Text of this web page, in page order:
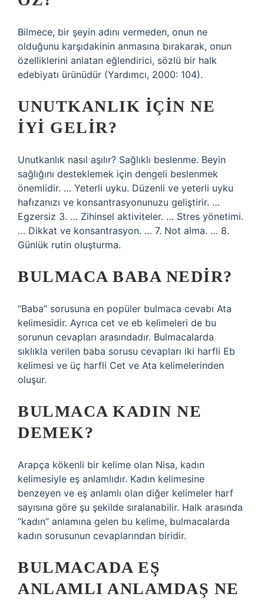
Bilmece, bir şeyin adını vermeden, onun ne
olduğunu karşıdakinin anmasına bırakarak, onun
özelliklerini anlatan eğlendirici, sözlü bir halk
edebiyatı ürünüdür (Yardımcı, 2000: 104).
UNUTKANLIK IÇIN NE
IYI GELIR?
Unutkanlık nasıl aşılır? Sağlıklı beslenme. Beyin
sağlığını desteklemek için dengeli beslenmek
önemlidir. … Yeterli uyku. Düzenli ve yeterli uyku
hafızanızı ve konsantrasyonunuzu geliştirir. …
Egzersiz 3. … Zihinsel aktiviteler. … Stres yönetimi.
… Dikkat ve konsantrasyon. … 7. Not alma. … 8.
Günlük rutin oluşturma.
BULMACA BABA NEDIR?
“Baba” sorusuna en popüler bulmaca cevabı Ata
kelimesidir. Ayrıca cet ve eb kelimeleri de bu
sorunun cevapları arasındadır. Bulmacalarda
sıklıkla verilen baba sorusu cevapları iki harfli Eb
kelimesi ve üç harfli Cet ve Ata kelimelerinden
oluşur.
BULMACA KADIN NE
DEMEK?
Arapça kökenli bir kelime olan Nisa, kadın
kelimesiyle eş anlamlıdır. Kadın kelimesine
benzeyen ve eş anlamlı olan diğer kelimeler harf
sayısına göre şu şekilde sıralanabilir. Halk arasında
“kadın” anlamına gelen bu kelime, bulmacalarda
kadın sorusunun cevaplarından biridir.
BULMACADA EŞ
ANLAMLI ANLAMDAŞ NE